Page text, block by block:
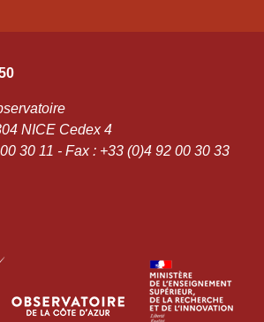
NICE Cedex 4
30 11 - Fax : +33 (0)4 92 00 30 33